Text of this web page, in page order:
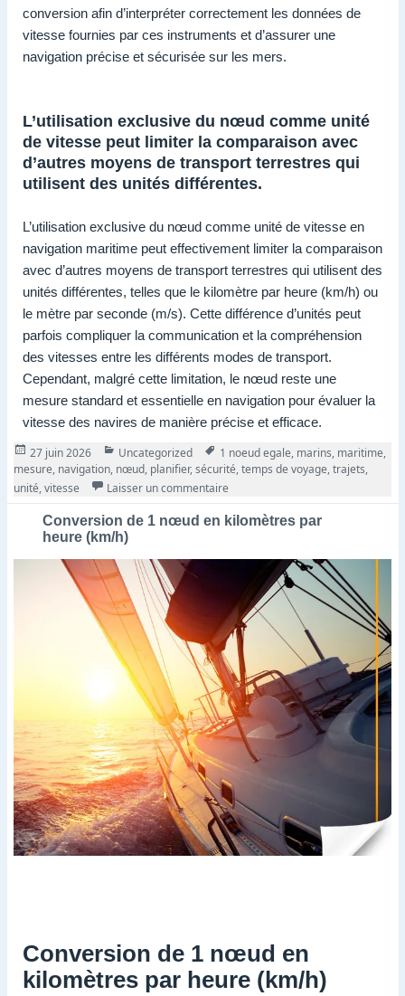
conversion afin d’interpréter correctement les données de
vitesse fournies par ces instruments et d’assurer une
navigation précise et sécurisée sur les mers.
L’utilisation exclusive du nœud comme unité
de vitesse peut limiter la comparaison avec
d’autres moyens de transport terrestres qui
utilisent des unités différentes.
L’utilisation exclusive du nœud comme unité de vitesse en
navigation maritime peut effectivement limiter la comparaison
avec d’autres moyens de transport terrestres qui utilisent des
unités différentes, telles que le kilomètre par heure (km/h) ou
le mètre par seconde (m/s). Cette différence d’unités peut
parfois compliquer la communication et la compréhension
des vitesses entre les différents modes de transport.
Cependant, malgré cette limitation, le nœud reste une
mesure standard et essentielle en navigation pour évaluer la
vitesse des navires de manière précise et efficace.
Publié
le
27 juin 2026 Catégories
Uncategorized Tags
1 noeud egale, marins, maritime,
mesure, navigation, nœud, planifier,sécurité,temps de voyage,trajets,
unité,vitesse Laisser un commentaire
Conversion de 1 nœud en kilomètres par
heure (km/h)
Conversion de 1 nœud en
kilomètres par heure (km/h)